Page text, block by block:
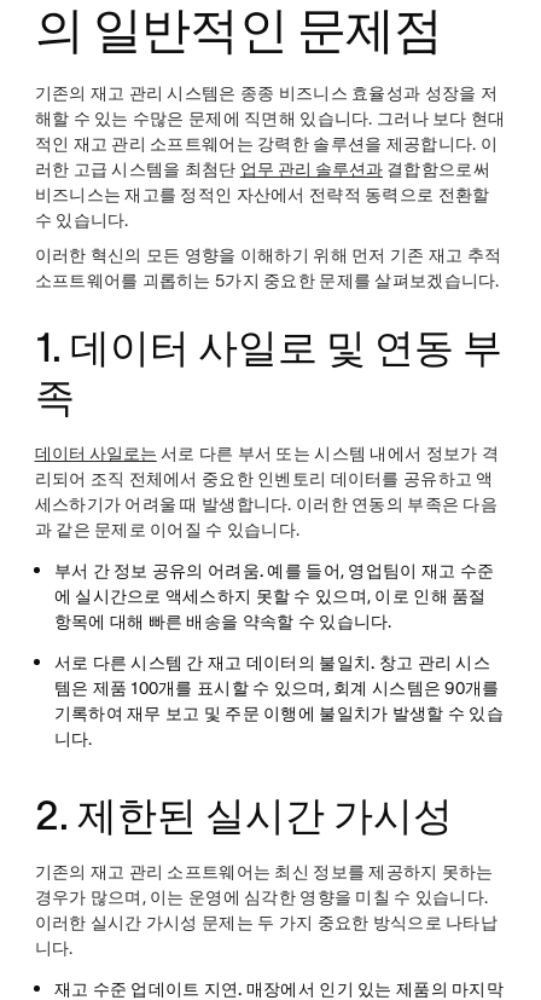
의 일반적인 문제점
기존의 재고 관리 시스템은 종종 비즈니스 효율성과 성장을 저
해할 수 있는 수많은 문제에 직면해 있습니다. 그러나 보다 현대
적인 재고 관리 소프트웨어는 강력한 솔루션을 제공합니다. 이
러한 고급 시스템을 최첨단 업무 관리 솔루션과결합함으로써
비즈니스는 재고를 정적인 자산에서 전략적 동력으로 전환할
수 있습니다.
이러한 혁신의 모든 영향을 이해하기 위해 먼저 기존 재고 추적
소프트웨어를 괴롭히는 5가지 중요한 문제를 살펴보겠습니다.
1. 데이터 사일로 및 연동 부
족
데이터 사일로는 서로 다른 부서 또는 시스템 내에서 정보가 격
리되어 조직 전체에서 중요한 인벤토리 데이터를 공유하고 액
세스하기가 어려울 때 발생합니다. 이러한 연동의 부족은 다음
과 같은 문제로 이어질 수 있습니다.
부서 간 정보 공유의 어려움.예를 들어, 영업팀이 재고 수준
에 실시간으로 액세스하지 못할 수 있으며, 이로 인해 품절
항목에 대해 빠른 배송을 약속할 수 있습니다.
서로 다른 시스템 간 재고 데이터의 불일치. 창고 관리 시스
템은 제품 100개를 표시할 수 있으며, 회계 시스템은 90개를
기록하여 재무 보고 및 주문 이행에 불일치가 발생할 수 있습
니다.
2. 제한된 실시간 가시성
기존의 재고 관리 소프트웨어는 최신 정보를 제공하지 못하는
경우가 많으며, 이는 운영에 심각한 영향을 미칠 수 있습니다.
이러한 실시간 가시성 문제는 두 가지 중요한 방식으로 나타납
니다.
재고 수준 업데이트 지연. 매장에서 인기 있는 제품의 마지막